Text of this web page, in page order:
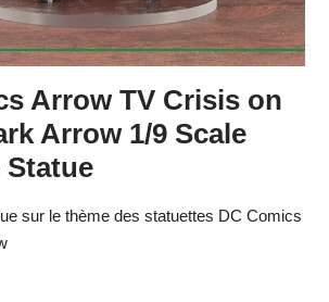
Arrow TV Crisis on
Arrow 1/9 Scale
sur le thème des statuettes DC Comics